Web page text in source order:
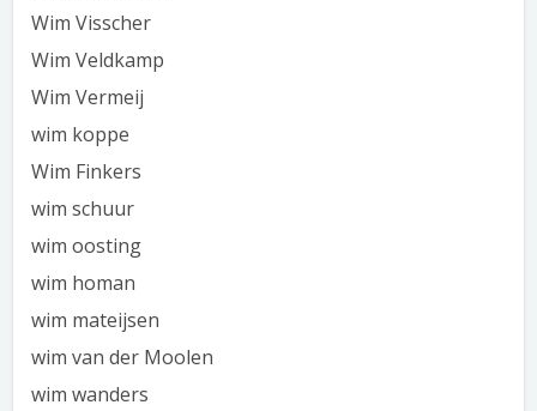
Wim Visscher
Wim Veldkamp
Wim Vermeij
wim koppe
Wim Finkers
wim schuur
wim oosting
wim homan
wim mateijsen
wim van der Moolen
wim wanders